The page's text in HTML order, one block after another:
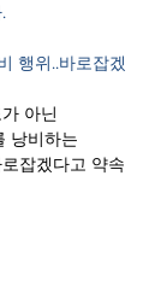
행위..바로잡겠
아닌
낭비하는
잡겠다고 약속